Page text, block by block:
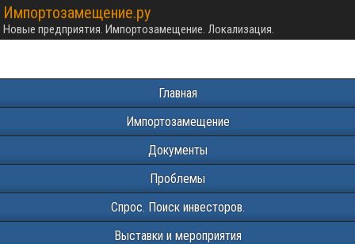
Импортозамещение.ру
Новые предприятия. Импортозамещение. Локализация.
Главная
Импортозамещение
Документы
Проблемы
Спрос. Поиск инвесторов.
Выставки и мероприятия